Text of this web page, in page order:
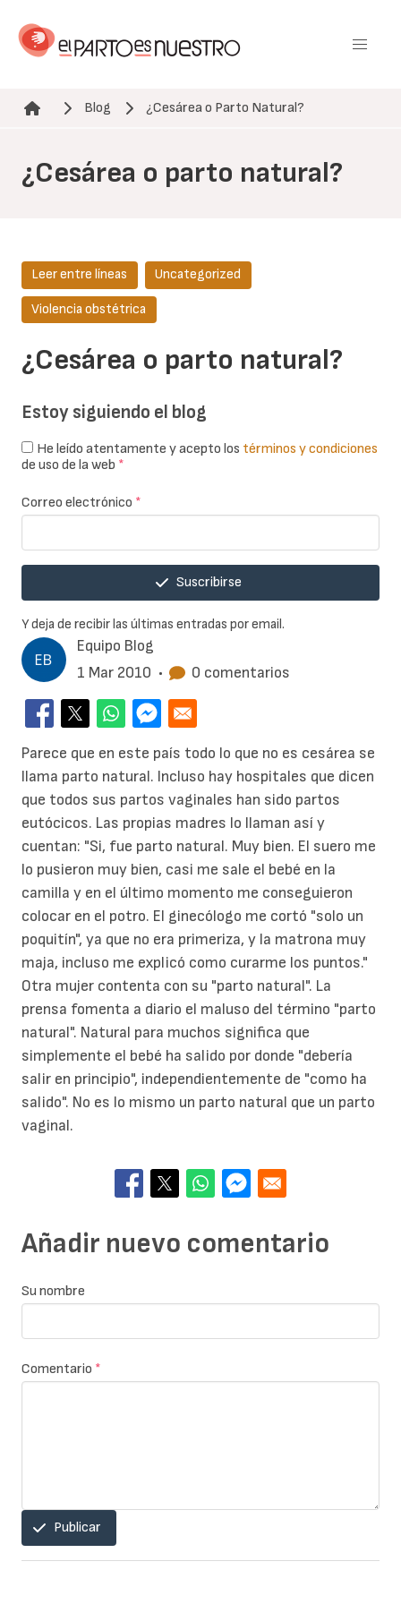
contenido
Ruta de navegación
Blog ¿Cesárea o Parto Natural?
¿Cesárea o parto natural?
Equipo Blog
1 Mar 2010 • 0 comentarios
¿Cesárea o parto natural?
Leer entre líneas Uncategorized
Violencia obstétrica
Parece que en este país todo lo que no es cesárea se
llama parto natural. Incluso hay hospitales que dicen
que todos sus partos vaginales han sido partos
eutócicos. Las propias madres lo llaman así y
cuentan: "Si, fue parto natural. Muy bien. El suero me
lo pusieron muy bien, casi me sale el bebé en la
camilla y en el último momento me conseguieron
colocar en el potro. El ginecólogo me cortó "solo un
poquitín", ya que no era primeriza, y la matrona muy
maja, incluso me explicó como curarme los puntos."
Otra mujer contenta con su "parto natural". La
prensa fomenta a diario el maluso del término "parto
natural". Natural para muchos significa que
simplemente el bebé ha salido por donde "debería
salir en principio", independientemente de "como ha
salido". No es lo mismo un parto natural que un parto
vaginal.
Añadir nuevo comentario
Su nombre
Comentario *
Publicar
Estoy siguiendo el blog
He leído atentamente y acepto los términos y condiciones
de uso de la web *
Correo electrónico *
Suscribirse
Y deja de recibir las últimas entradas por email.